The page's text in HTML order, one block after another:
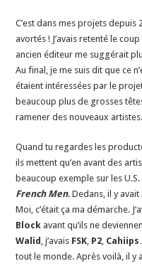
C’est dans mes projets depuis
avortés ! J’avais retenté le
ancien éditeur me suggérait
Au final, je me suis dit que ce
étaient intéressées par le
beaucoup plus de grosses
ramener des nouveaux artistes.
Quand tu regardes les
ils mettent qu’en avant des
beaucoup exemple sur les
French Men. Dedans, il y avait
Moi, c’était ça ma démarche.
Block avant qu’ils ne
Walid , j’avais FSK, P2, Cahiips
tout le monde. Après voilà, il y